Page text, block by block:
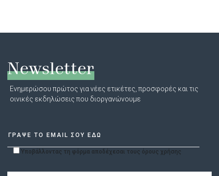
Newsletter
Ενημερώσου πρώτος για νέες ετικέτες, προσφορές και τις
οινικές εκδηλώσεις που διοργανώνουμε
Υποβάλλοντας τη φόρμα αποδέχεσαι τους όρους χρήσης